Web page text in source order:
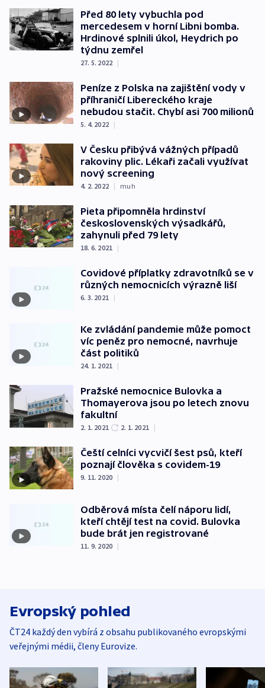
Před 80 lety vybuchla pod
mercedesem v horní Libni bomba.
Hrdinové splnili úkol, Heydrich po
týdnu zemřel
27. 5. 2022 |
Peníze z Polska na zajištění vody v
příhraničí Libereckého kraje
nebudou stačit. Chybí asi 700 milionů
5. 4. 2022 |
V Česku přibývá vážných případů
rakoviny plic. Lékaři začali využívat
nový screening
4. 2. 2022 | muh
Pieta připomněla hrdinství
československých výsadkářů,
zahynuli před 79 lety
18. 6. 2021 |
Covidové příplatky zdravotníků se v
různých nemocnicích výrazně liší
6. 3. 2021 |
Ke zvládání pandemie může pomoct
víc peněz pro nemocné, navrhuje
část politiků
24. 1. 2021 |
Pražské nemocnice Bulovka a
Thomayerova jsou po letech znovu
fakultní
2. 1. 2021 2. 1. 2021 |
Čeští celníci vycvičí šest psů, kteří
poznají člověka s covidem-19
9. 11. 2020 |
Odběrová místa čelí náporu lidí,
kteří chtějí test na covid. Bulovka
bude brát jen registrované
11. 9. 2020 |
Evropský pohled
ČT24 každý den vybírá z obsahu publikovaného evropskými
veřejnými médii, členy Eurovize.